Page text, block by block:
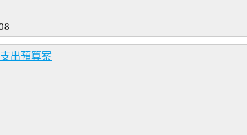
出預算案